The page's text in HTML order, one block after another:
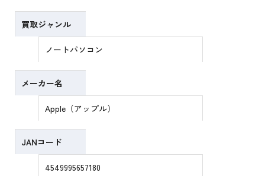
買取ジャンル
ノートパソコン
メーカー名
Apple（アップル）
JANコード
4549995657180